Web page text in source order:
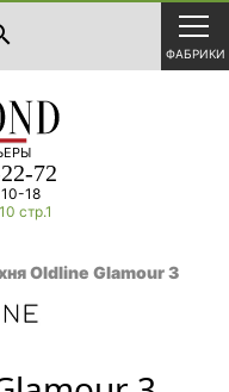
ФАБРИКИ
72
18
стр.1
Oldline Glamour 3